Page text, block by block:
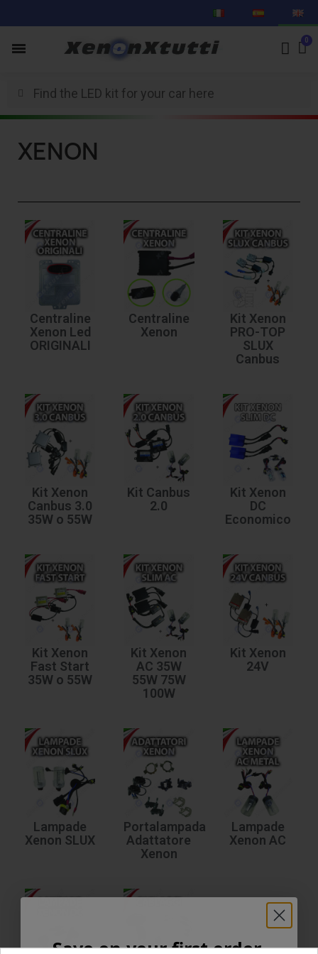
XENON
Centraline
Xenon Led
ORIGINALI
Centraline
Xenon
Kit Xenon
PRO-TOP
SLUX
Canbus
Kit Xenon
Canbus 3.0
35W o 55W
Kit Canbus
2.0
Kit Xenon
DC
Economico
Kit Xenon
Fast Start
35W o 55W
Kit Xenon
AC 35W
55W 75W
100W
Kit Xenon
24V
Lampade
Xenon SLUX
Portalampada
Adattatore
Xenon
Lampade
Xenon AC
Save on your first order